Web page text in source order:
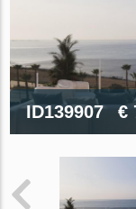
ID139907 €